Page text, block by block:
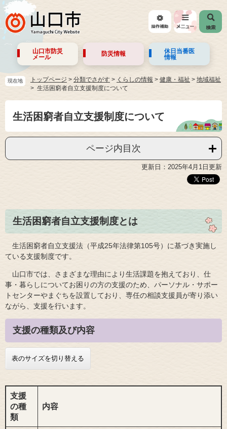
山口市防災
メール
防災情報
休日当番医
情報
現在地 トップページ > 分類でさがす > くらしの情報 > 健康・福祉 > 地域福祉
生活困窮者自立支援制度について
生活困窮者自立支援制度について
ページ内目次
更新日：2025年4月1日更新
生活困窮者自立支援制度とは
生活困窮者自立支援法（平成25年法律第105号）に基づき実施し
ている支援制度です。
山口市では、さまざまな理由により生活課題を抱えており、仕
事・暮らしについてお困りの方の支援のため、パーソナル・サポー
トセンターやまぐちを設置しており、専任の相談支援員が寄り添い
ながら、支援を行います。
支援の種類及び内容
表のサイズを切り替える
支援
の種
類
内容